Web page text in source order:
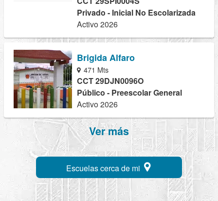
Privado - Inicial No Escolarizada
Activo 2026
Brigida Alfaro
471 Mts
CCT 29DJN0096O
Público - Preescolar General
Activo 2026
Ver más
Escuelas cerca de mi